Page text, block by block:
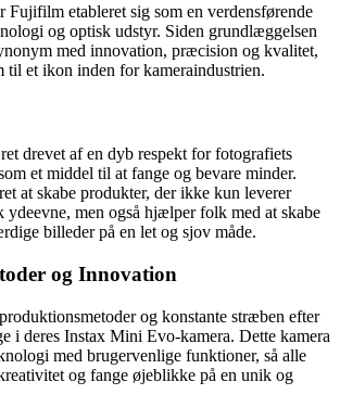
Fujifilm etableret sig som en verdensførende
og optisk udstyr. Siden grundlæggelsen
med innovation, præcision og kvalitet,
til et ikon inden for kameraindustrien.
drevet af en dyb respekt for fotografiets
et middel til at fange og bevare minder.
at skabe produkter, der ikke kun leverer
ydeevne, men også hjælper folk med at skabe
billeder på en let og sjov måde.
og Innovation
og konstante stræben efter
i deres Instax Mini Evo-kamera. Dette kamera
med brugervenlige funktioner, så alle
og fange øjeblikke på en unik og